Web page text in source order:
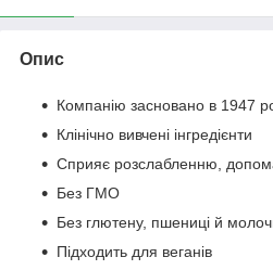
Опис
Компанію засновано в 1947
Клінічно вивчені інгредієнти
Сприяє розслабленню,
Без ГМО
Без глютену, пшениці й
Підходить для веганів